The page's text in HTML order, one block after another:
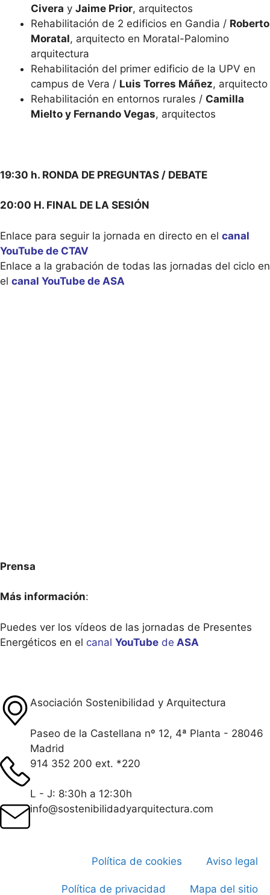
Civera y Jaime Prior, arquitectos
Rehabilitación de 2 edificios en Gandia / Roberto
Moratal, arquitecto en Moratal-Palomino
arquitectura
Rehabilitación del primer edificio de la UPV en
campus de Vera / Luis Torres Máñez, arquitecto
Rehabilitación en entornos rurales / Camilla
Mielto y Fernando Vegas, arquitectos
19:30 h. RONDA DE PREGUNTAS / DEBATE
20:00 H. FINAL DE LA SESIÓN
Enlace para seguir la jornada en directo en el canal
YouTube de CTAV
Enlace a la grabación de todas las jornadas del ciclo en
el canal YouTube de ASA
Prensa
Más información:
Puedes ver los vídeos de las jornadas de Presentes
Energéticos en el canal YouTube de ASA
Asociación Sostenibilidad y Arquitectura
Paseo de la Castellana nº 12, 4ª Planta - 28046
Madrid
914 352 200 ext. *220
L - J: 8:30h a 12:30h
info@sostenibilidadyarquitectura.com
Política de cookies Aviso legal
Política de privacidad Mapa del sitio